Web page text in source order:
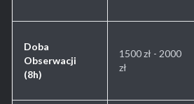
Doba
Obserwacji
(8h)
1500 zł - 2000
zł